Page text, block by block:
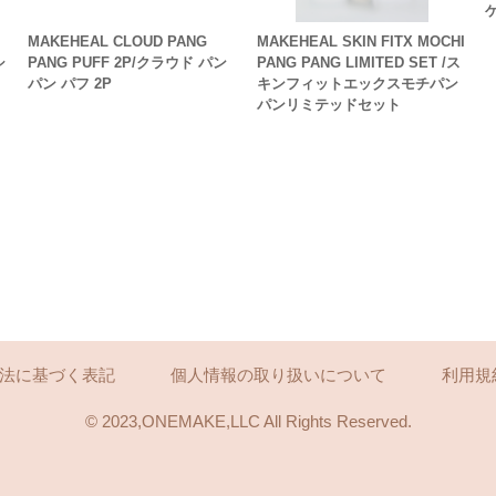
MAKEHEAL CLOUD PANG
PANG PUFF 2P/クラウド パン
パン パフ 2P
MAKEHEAL SKIN FITX MOCHI
PANG PANG LIMITED SET /ス
キンフィットエックスモチパン
パンリミテッドセット
に基づく表記 個人情報の取り扱いについて 利用規
©︎ 2023,ONEMAKE,LLC All Rights Reserved.